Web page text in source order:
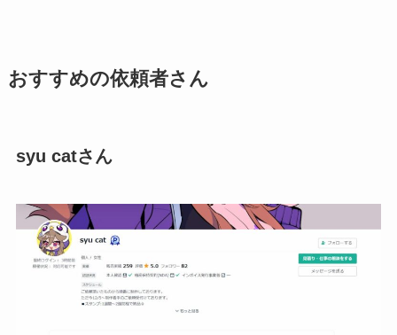
おすすめの依頼者さん
syu catさん